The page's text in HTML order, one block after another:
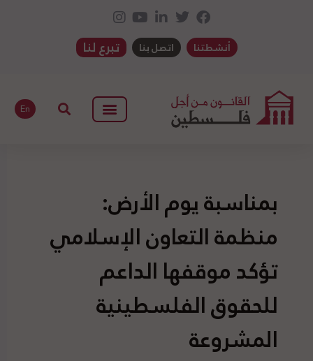
أنشطتنا اتصل بنا تبرع لنا
En
بمناسبة يوم الأرض:
منظمة التعاون الإسلامي
تؤكد موقفها الداعم
للحقوق الفلسطينية
المشروعة